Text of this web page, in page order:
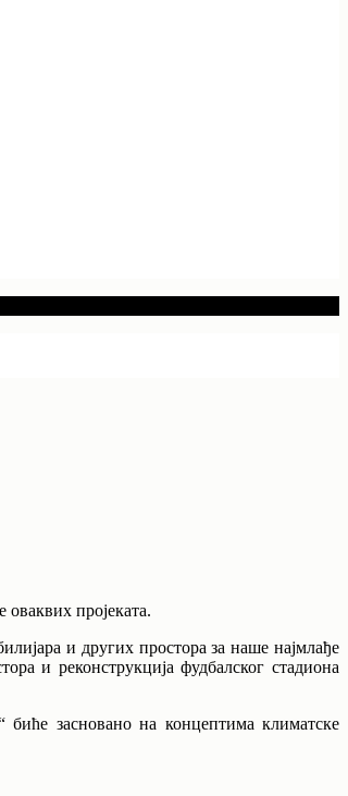
оваквих пројеката.
и других простора за наше најмлађе
и реконструкција фудбалског стадиона
засновано на концептима климатске